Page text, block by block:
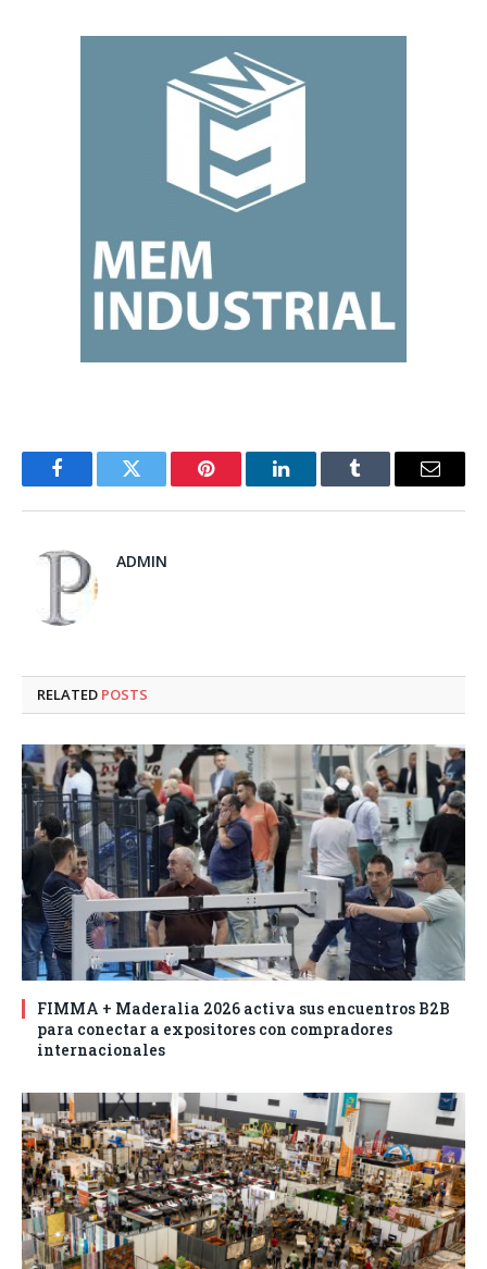
FacebookTwitter Pinterest LinkedInTumblr Email
ADMIN
RELATED POSTS
FIMMA + Maderalia 2026 activa sus encuentros B2B
para conectar a expositores con compradores
internacionales